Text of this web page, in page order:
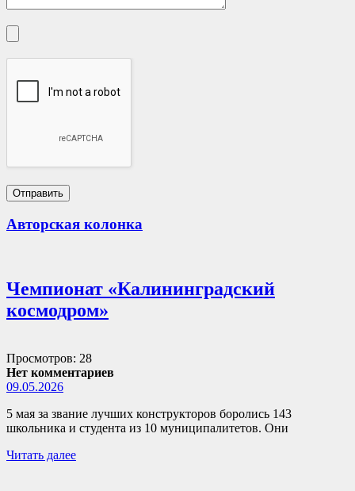
Авторская колонка
Чемпионат «Калининградский
космодром»
Просмотров: 28
Нет комментариев
09.05.2026
5 мая за звание лучших конструкторов боролись 143
школьника и студента из 10 муниципалитетов. Они
Читать далее